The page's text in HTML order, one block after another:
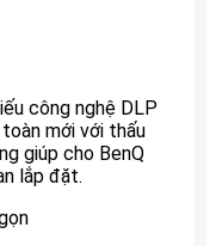
công nghệ DLP
mới với thấu
giúp cho BenQ
lắp đặt.